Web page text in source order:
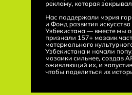
рекламу, которая
Нас поддержали мэрия
и Фонд развития
Узбекистана — вместе мы
признали 157+ мозаик
материального
Узбекистана и начали
мозаики сильнее, создав
оживляющий их, и
чтобы поделиться их